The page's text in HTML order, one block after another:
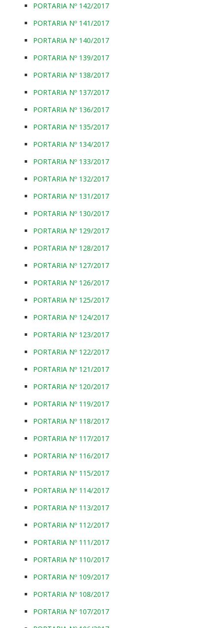
PORTARIA Nº 142/2017
PORTARIA Nº 141/2017
PORTARIA Nº 140/2017
PORTARIA Nº 139/2017
PORTARIA Nº 138/2017
PORTARIA Nº 137/2017
PORTARIA Nº 136/2017
PORTARIA Nº 135/2017
PORTARIA Nº 134/2017
PORTARIA Nº 133/2017
PORTARIA Nº 132/2017
PORTARIA Nº 131/2017
PORTARIA Nº 130/2017
PORTARIA Nº 129/2017
PORTARIA Nº 128/2017
PORTARIA Nº 127/2017
PORTARIA Nº 126/2017
PORTARIA Nº 125/2017
PORTARIA Nº 124/2017
PORTARIA Nº 123/2017
PORTARIA Nº 122/2017
PORTARIA Nº 121/2017
PORTARIA Nº 120/2017
PORTARIA Nº 119/2017
PORTARIA Nº 118/2017
PORTARIA Nº 117/2017
PORTARIA Nº 116/2017
PORTARIA Nº 115/2017
PORTARIA Nº 114/2017
PORTARIA Nº 113/2017
PORTARIA Nº 112/2017
PORTARIA Nº 111/2017
PORTARIA Nº 110/2017
PORTARIA Nº 109/2017
PORTARIA Nº 108/2017
PORTARIA Nº 107/2017